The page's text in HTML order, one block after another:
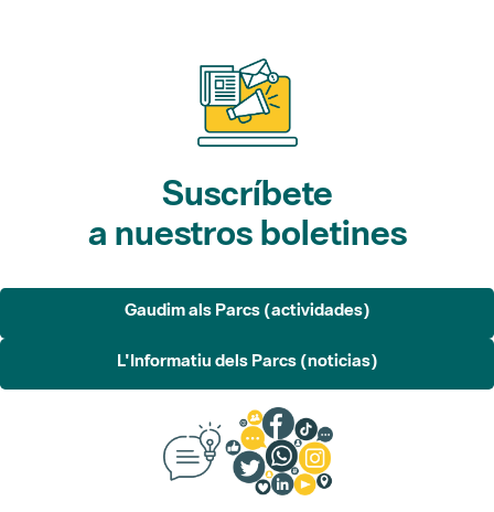
Suscríbete
a nuestros boletines
Gaudim als Parcs (actividades)
L'Informatiu dels Parcs (noticias)